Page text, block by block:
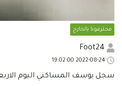
محترفونا بالخارج
سجل يوسف المساكني اليوم